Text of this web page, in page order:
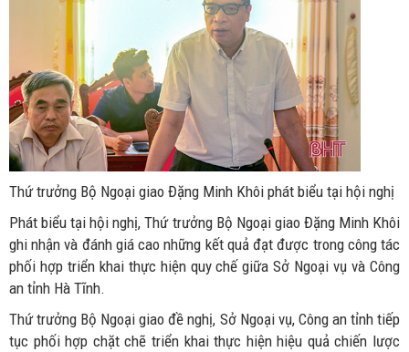
Thứ trưởng Bộ Ngoại giao Đặng Minh Khôi phát biểu tại hội nghị
Phát biểu tại hội nghị, Thứ trưởng Bộ Ngoại giao Đặng Minh Khôi
ghi nhận và đánh giá cao những kết quả đạt được trong công tác
phối hợp triển khai thực hiện quy chế giữa Sở Ngoại vụ và Công
an tỉnh Hà Tĩnh.
Thứ trưởng Bộ Ngoại giao đề nghị, Sở Ngoại vụ, Công an tỉnh tiếp
tục phối hợp chặt chẽ triển khai thực hiện hiệu quả chiến lược